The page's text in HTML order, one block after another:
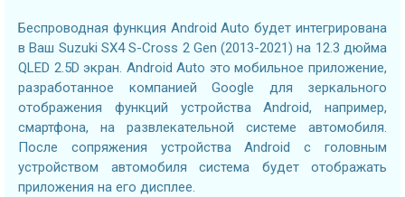
Беспроводная функция Android Auto будет интегрирована
в Ваш Suzuki SX4 S-Cross 2 Gen (2013-2021) на 12.3 дюйма
QLED 2.5D экран. Android Auto это мобильное приложение,
разработанное компанией Google для зеркального
отображения функций устройства Android, например,
смартфона, на развлекательной системе автомобиля.
После сопряжения устройства Android с головным
устройством автомобиля система будет отображать
приложения на его дисплее.